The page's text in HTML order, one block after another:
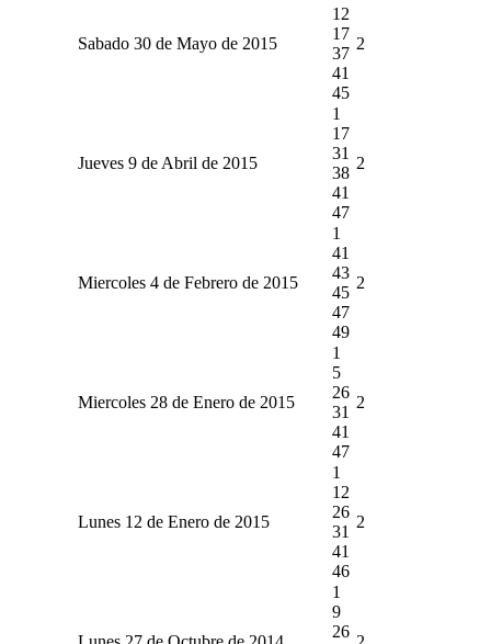
Sabado 30 de Mayo de 2015
12
17
37
41
45
2
Jueves 9 de Abril de 2015
1
17
31
38
41
47
2
Miercoles 4 de Febrero de 2015
1
41
43
45
47
49
2
Miercoles 28 de Enero de 2015
1
5
26
31
41
47
2
Lunes 12 de Enero de 2015
1
12
26
31
41
46
2
1
9
26